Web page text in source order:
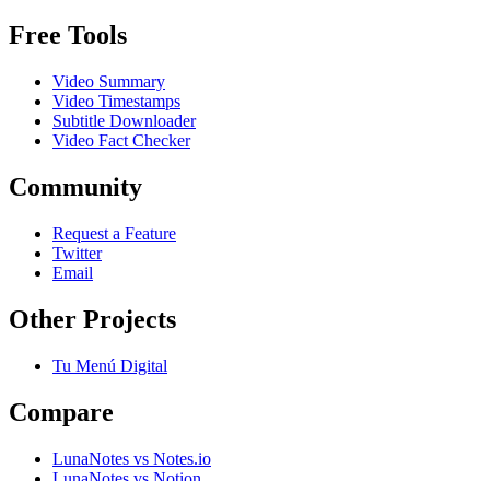
Free Tools
Video Summary
Video Timestamps
Subtitle Downloader
Video Fact Checker
Community
Request a Feature
Twitter
Email
Other Projects
Tu Menú Digital
Compare
LunaNotes vs Notes.io